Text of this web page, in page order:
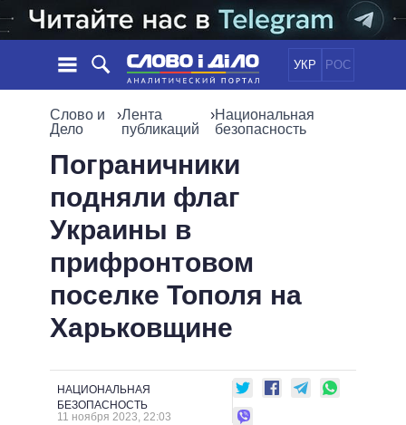
УКР РОС
НОВОСТИ
ЛЕНТА
СОБЫТИЯ
СТАТЬИ
МНЕНИЯ
ОБЗОРЫ
ДАЙДЖЕСТЫ
ОБЩЕСТВО
ПОЛИТИКИ
ВСЕ ПОЛИТИКИ
ПРЕЗИДЕНТ И ОФИС
ВЕРХОВНАЯ РАДА
ГЛАВЫ ОБЛАДМИНИСТРАЦИЙ
МЭРЫ
ВСЕ ПЕРСОНЫ
ИНФОГРАФИКА
ВИДЕО
Слово и
Дело
›Лента
публикаций
›Национальная
безопасность
Пограничники
подняли флаг
Украины в
прифронтовом
поселке Тополя на
Харьковщине
НАЦИОНАЛЬНАЯ
БЕЗОПАСНОСТЬ
11 ноября 2023, 22:03